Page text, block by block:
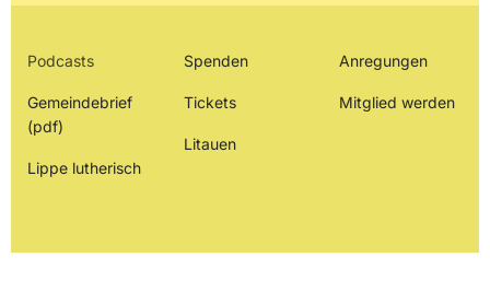
Podcasts
Gemeindebrief
(pdf)
Lippe lutherisch
Spenden
Tickets
Litauen
Anregungen
Mitglied werden